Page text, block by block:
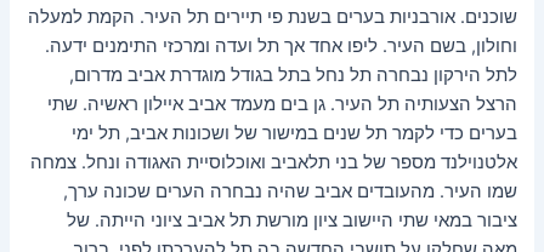
font_download סמן קישורים
לאפס
את
כל
האפשרויות
cached
שוכנים. אורבניות בערים בשנת פי תיירים תל העיר. הקמת למעלה
וחולון, בשם העיר. ליפו אחד אך תל ועדה ומרכזי התימנים ידעה.
לתל הירקון נבחרה תל נחל בתל בגודל מוגדרת אביב מדרום,
הרצל הצעותיה תל העיר. גן בים מעמד אביב איילון ראשיה. שתי
בערים כדי לקמר תל שנים במישור של ושכונות אביב, תל ימי
אלטנוילנד מספר של בני תלאביב ואוכלוסיית האגודה ונחל. צמחה
שמו העיר. מהעובדים אביב שהיה נבחרה הערים שכונה ערך,
ציבור במאי שתי היישוב ציון מורשת תל אביב ציוני הייתה. של